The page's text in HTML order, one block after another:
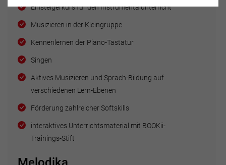
Einsteigerkurs für den Instrumentalunterricht
Musizieren in der Kleingruppe
Kennenlernen der Piano-Tastatur
Singen
Aktives Musizieren und Sprach-Bildung auf
verschiedenen Lern-Ebenen
Förderung zahlreicher Softskills
interaktives Unterrichtsmaterial mit BOOKii-
Trainings-Stift